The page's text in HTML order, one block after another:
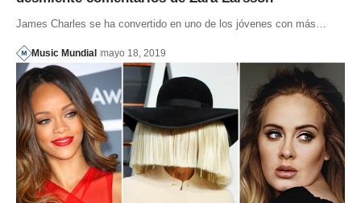
James Charles se ha convertido en uno de los jóvenes con más…
Music Mundial mayo 18, 2019